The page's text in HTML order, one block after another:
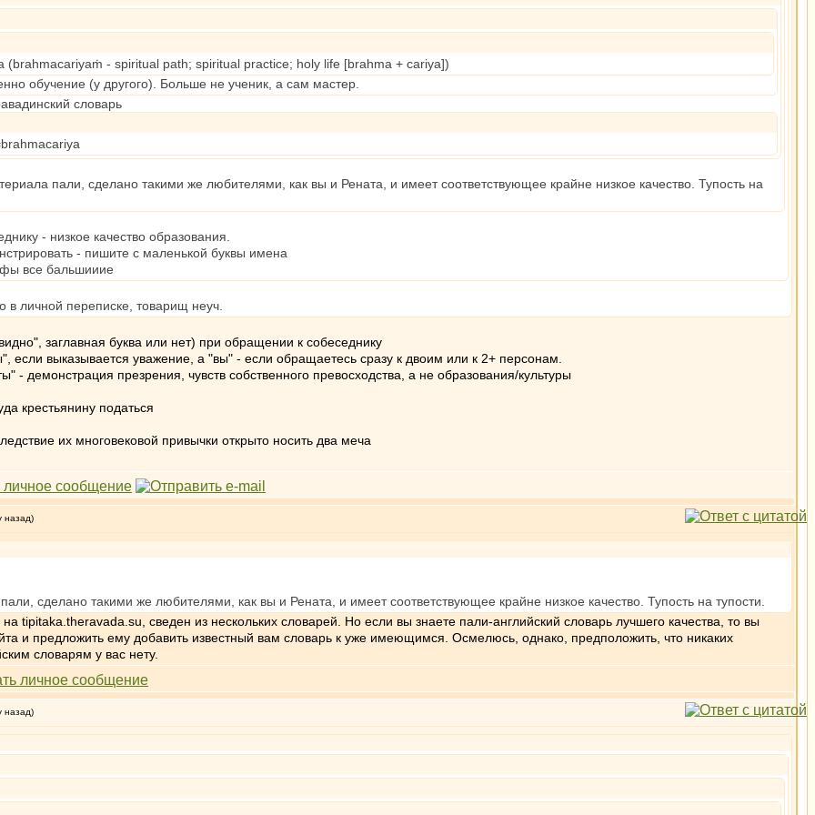
(brahmacariyaṁ - spiritual path; spiritual practice; holy life [brahma + cariya])
обучение (у другого). Больше не ученик, а сам мастер.
словарь
пали, сделано такими же любителями, как вы и Рената, и имеет соответствующее крайне низкое качество. Тупость на
- низкое качество образования.
- пишите с маленькой буквы имена
все бальшииие
личной переписке, товарищ неуч.
заглавная буква или нет) при обращении к собеседнику
если выказывается уважение, а "вы" - если обращаетесь сразу к двоим или к 2+ персонам.
- демонстрация презрения, чувств собственного превосходства, а не образования/культуры
крестьянину податься
их многовековой привычки открыто носить два меча
назад)
сделано такими же любителями, как вы и Рената, и имеет соответствующее крайне низкое качество. Тупость на тупости.
tipitaka.theravada.su, сведен из нескольких словарей. Но если вы знаете пали-английский словарь лучшего качества, то вы
и предложить ему добавить известный вам словарь к уже имеющимся. Осмелюсь, однако, предположить, что никаких
словарям у вас нету.
назад)